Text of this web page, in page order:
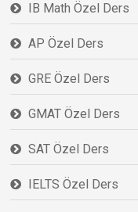
IB Math Özel Ders
AP Özel Ders
GRE Özel Ders
GMAT Özel Ders
SAT Özel Ders
IELTS Özel Ders